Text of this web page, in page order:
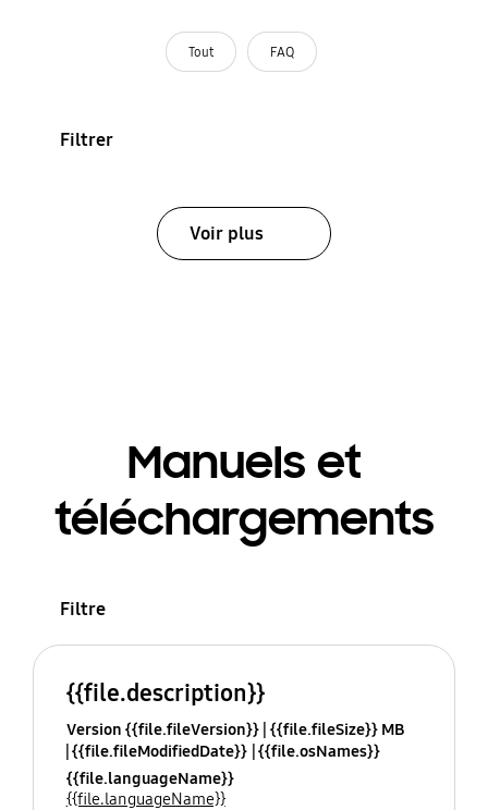
Tout FAQ
Filtrer
Voir plus
Manuels et
téléchargements
Filtre
{{file.description}}
Version {{file.fileVersion}} {{file.fileSize}} MB
{{file.fileModifiedDate}} {{file.osNames}}
{{file.languageName}}
{{file.languageName}}